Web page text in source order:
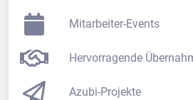
Mitarbeiter-Events
Hervorragende
Azubi-Projekte